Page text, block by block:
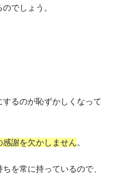
でしょう。
るのが恥ずかしくなって
謝を欠かしません。
を常に持っているので、